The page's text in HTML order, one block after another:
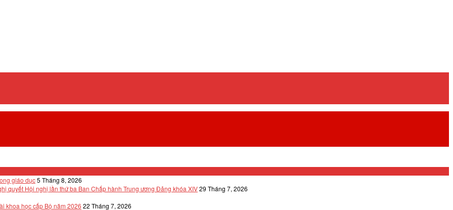
giáo dục5 Tháng 8, 2026
quyết Hội nghị lần thứ ba Ban Chấp hành Trung ương Đảng khóa XIV29 Tháng 7, 2026
khoa học cấp Bộ năm 2026 22 Tháng 7, 2026